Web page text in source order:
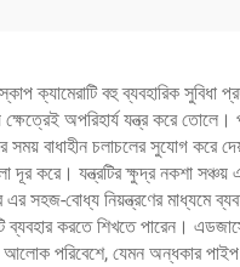
ক্যামেরাটি বহু ব্যবহারিক সুবিধা
অপরিহার্য যন্ত্র করে
সময় বাধাহীন চলাচলের সুযোগ করে
দূর করে। যন্ত্রটির ক্ষুদ্র নকশা
সহজ-বোধ্য নিয়ন্ত্রণের মাধ্যমে
ব্যবহার করতে শিখতে পারেন।
আলোক পরিবেশে, যেমন অন্ধকার পাইপ